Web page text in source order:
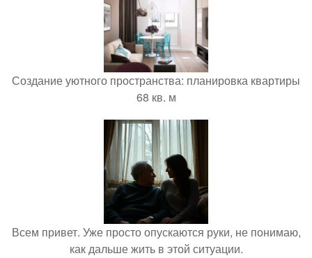
Создание уютного пространства: планировка квартиры
68 кв. м
Всем привет. Уже просто опускаются руки, не понимаю,
как дальше жить в этой ситуации.